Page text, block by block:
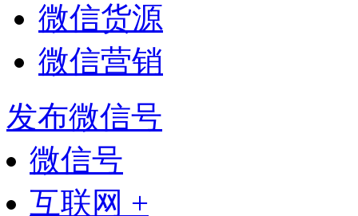
微信货源
微信营销
发布微信号
微信号
互联网 +